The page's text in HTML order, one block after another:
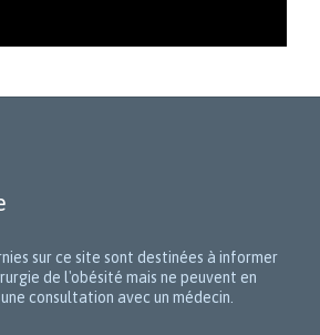
sur ce site sont destinées à informer
de l'obésité mais ne peuvent en
consultation avec un médecin.